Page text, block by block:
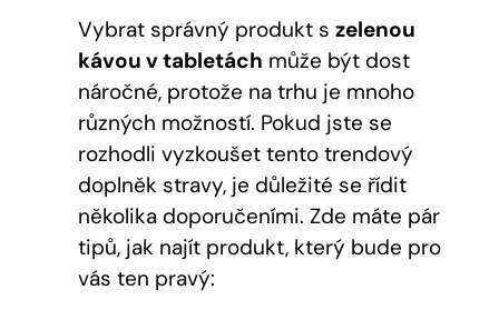
Vybrat správný produkt s zelenou
kávou v tabletách může být dost
náročné, protože na trhu je mnoho
různých možností. Pokud jste se
rozhodli vyzkoušet tento trendový
doplněk stravy, je důležité se řídit
několika doporučeními. Zde máte pár
tipů, jak najít produkt, který bude pro
vás ten pravý: